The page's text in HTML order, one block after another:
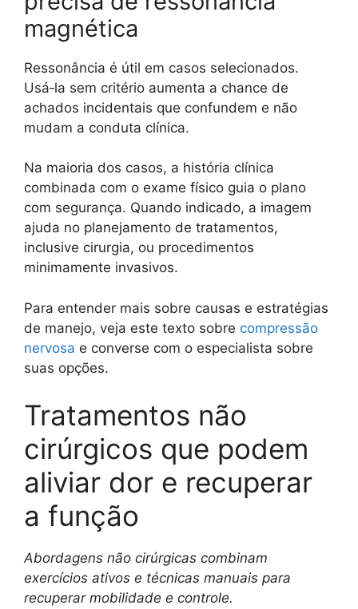
magnética
Ressonância é útil em casos selecionados.
Usá‑la sem critério aumenta a chance de
achados incidentais que confundem e não
mudam a conduta clínica.
Na maioria dos casos, a história clínica
combinada com o exame físico guia o plano
com segurança. Quando indicado, a imagem
ajuda no planejamento de tratamentos,
inclusive cirurgia, ou procedimentos
minimamente invasivos.
Para entender mais sobre causas e estratégias
de manejo, veja este texto sobre compressão
nervosa e converse com o especialista sobre
suas opções.
Tratamentos não
cirúrgicos que podem
aliviar dor e recuperar
a função
Abordagens não cirúrgicas combinam
exercícios ativos e técnicas manuais para
recuperar mobilidade e controle.